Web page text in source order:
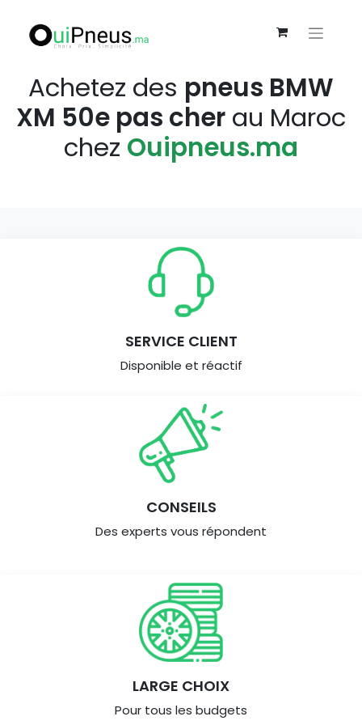
Achetez des pneus BMW
XM 50e pas cher au Maroc
chez Ouipneus.ma
SERVICE CLIENT
Disponible et réactif
CONSEILS
Des experts vous répondent
LARGE CHOIX
Pour tous les budgets